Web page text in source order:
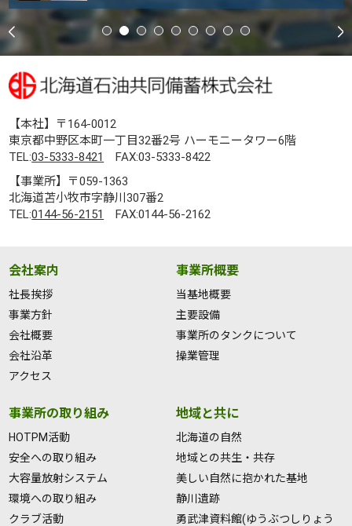
【本社】〒164-0012
東京都中野区本町一丁目32番2号 ハーモニータワー6階
TEL:03-5333-8421
FAX:03-5333-8422
【事業所】〒059-1363
北海道苫小牧市字静川307番2
TEL:0144-56-2151 FAX:0144-56-2162
会社案内
社長挨拶
事業方針
会社概要
会社沿革
アクセス
事業所概要
当基地概要
主要設備
事業所のタンクについて
操業管理
事業所の取り組み
HOTPM活動
安全への取り組み
大容量放射システム
環境への取り組み
クラブ活動
地域と共に
北海道の自然
地域との共生・共存
美しい自然に抱かれた基地
静川遺跡
勇武津資料館(ゆうぶつしりょう